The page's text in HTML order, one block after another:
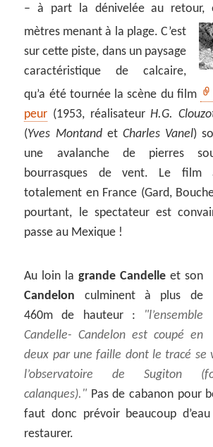
– à part la dénivelée au retour,
mètres menant à la plage. C’est
sur cette piste, dans un paysage
caractéristique de calcaire,
qu’a été tournée la scène du film
peur (1953, réalisateurH.G.
(Yves Montandet Charles Vanel)
une avalanche de pierres
bourrasques de vent. Le
totalement en France (Gard,
pourtant, le spectateur est
passe au Mexique !
Au loin la grande Candelleet son
Candelon culminent à plus de
460m de hauteur :
l’ensemble
Candelle- Candelon est coupé en
deux par une faille dont le tracé se
l’observatoire de Sugiton
calanques).
Pas de cabanon pour
faut donc prévoir beaucoup
restaurer.